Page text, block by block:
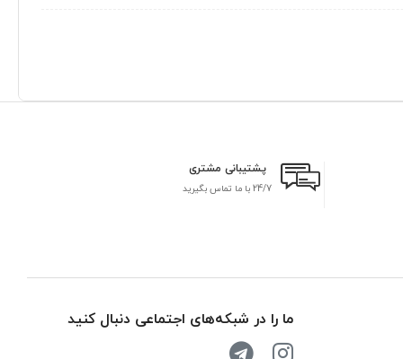
پشتیبانی مشتری
24/7 با ما تماس بگیرید
ما را در شبکه‌های اجتماعی دنبال کنید